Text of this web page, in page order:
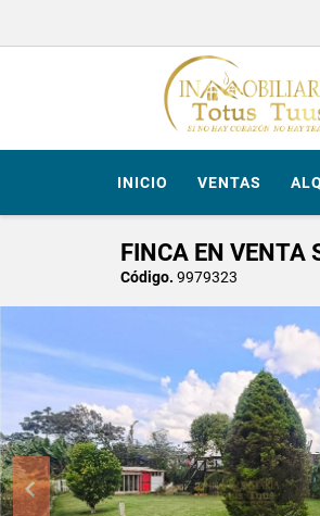
INICIO VENTAS
FINCA EN VENTA
Código. 9979323